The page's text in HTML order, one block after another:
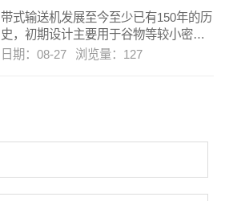
带式输送机发展至今至少已有150年的历
史，初期设计主要用于谷物等较小密度
物料的输送，随着科学技术的迅速发
日期：08-27 浏览量：127